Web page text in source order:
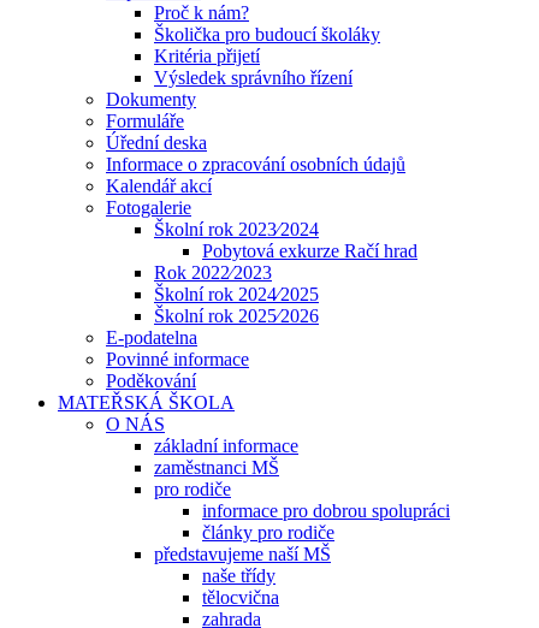
Proč k nám?
Školička pro budoucí školáky
Kritéria přijetí
Výsledek správního řízení
Dokumenty
Formuláře
Úřední deska
Informace o zpracování osobních údajů
Kalendář akcí
Fotogalerie
Školní rok 2023⁄2024
Pobytová exkurze Račí hrad
Rok 2022⁄2023
Školní rok 2024⁄2025
Školní rok 2025⁄2026
E-podatelna
Povinné informace
Poděkování
MATEŘSKÁ ŠKOLA
O NÁS
základní informace
zaměstnanci MŠ
pro rodiče
informace pro dobrou spolupráci
články pro rodiče
představujeme naší MŠ
naše třídy
tělocvična
zahrada